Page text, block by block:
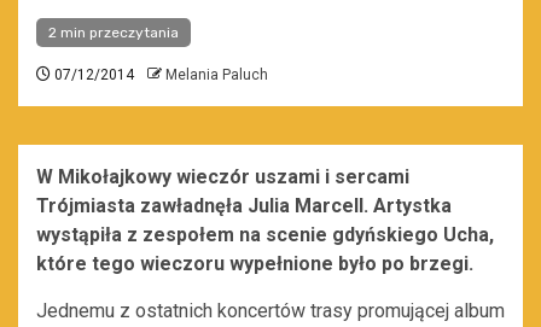
2 min przeczytania
07/12/2014 Melania Paluch
W Mikołajkowy wieczór uszami i sercami
Trójmiasta zawładnęła Julia Marcell. Artystka
wystąpiła z zespołem na scenie gdyńskiego Ucha,
które tego wieczoru wypełnione było po brzegi.
Jednemu z ostatnich koncertów trasy promującej album